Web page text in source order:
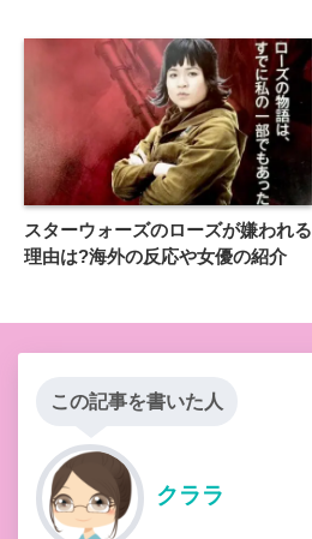
スターウォーズのローズが嫌われる
理由は?海外の反応や女優の紹介
この記事を書いた人
クララ